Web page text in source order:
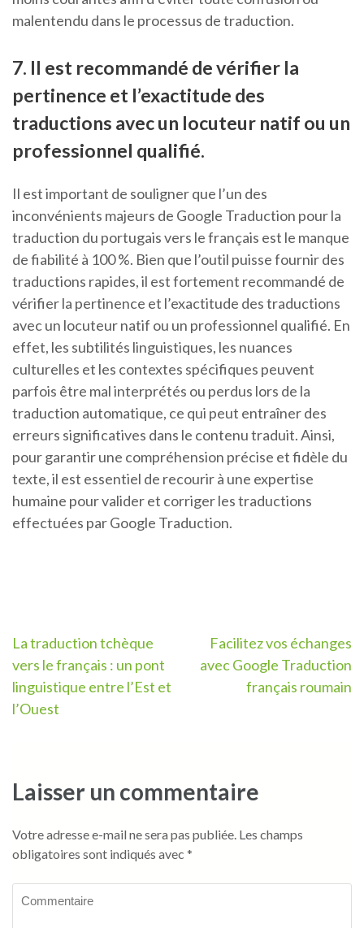
malentendu dans le processus de traduction.
7. Il est recommandé de vérifier la
pertinence et l’exactitude des
traductions avec un locuteur natif ou un
professionnel qualifié.
Il est important de souligner que l’un des
inconvénients majeurs de Google Traduction pour la
traduction du portugais vers le français est le manque
de fiabilité à 100 %. Bien que l’outil puisse fournir des
traductions rapides, il est fortement recommandé de
vérifier la pertinence et l’exactitude des traductions
avec un locuteur natif ou un professionnel qualifié. En
effet, les subtilités linguistiques, les nuances
culturelles et les contextes spécifiques peuvent
parfois être mal interprétés ou perdus lors de la
traduction automatique, ce qui peut entraîner des
erreurs significatives dans le contenu traduit. Ainsi,
pour garantir une compréhension précise et fidèle du
texte, il est essentiel de recourir à une expertise
humaine pour valider et corriger les traductions
effectuées par Google Traduction.
Navigation
de
l’article
La traduction tchèque
vers le français : un pont
linguistique entre l’Est et
l’Ouest
Facilitez vos échanges
avec Google Traduction
français roumain
Laisser un commentaire
Votre adresse e-mail ne sera pas publiée. Les champs
obligatoires sont indiqués avec *